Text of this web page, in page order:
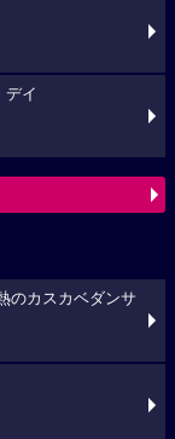
デイ
のカスカベダンサ